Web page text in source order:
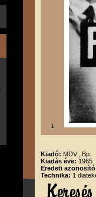
1
Kiadó: MDV., Bp.
Kiadás éve: 1965
Eredeti
Technika: 1